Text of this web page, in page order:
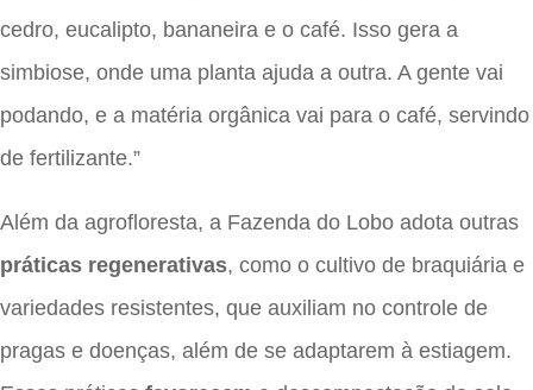
cedro, eucalipto, bananeira e o café. Isso gera a
simbiose, onde uma planta ajuda a outra. A gente vai
podando, e a matéria orgânica vai para o café, servindo
de fertilizante.”
Além da agrofloresta, a Fazenda do Lobo adota outras
práticas regenerativas, como o cultivo de braquiária e
variedades resistentes, que auxiliam no controle de
pragas e doenças, além de se adaptarem à estiagem.